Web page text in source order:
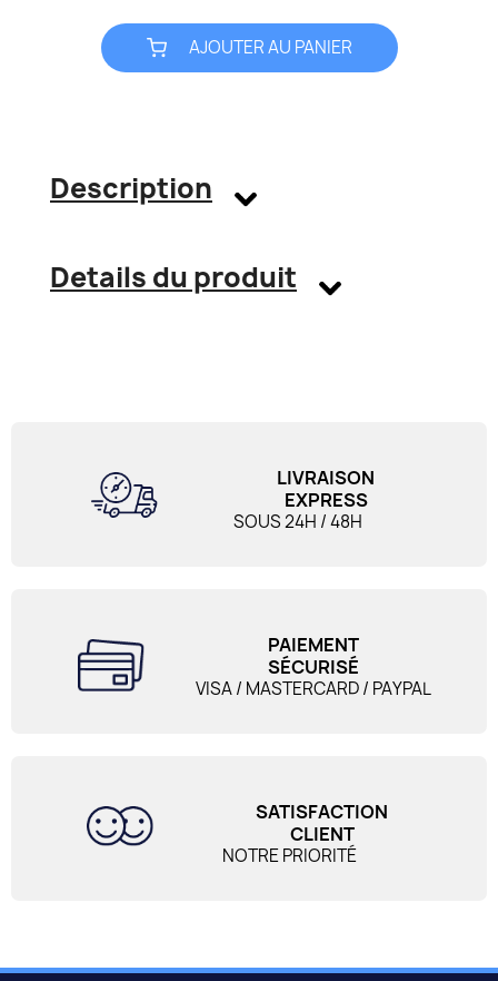
AJOUTER AU PANIER
Description
Details du produit
LIVRAISON
EXPRESS
SOUS 24H / 48H
PAIEMENT
SÉCURISÉ
VISA / MASTERCARD / PAYPAL
SATISFACTION
CLIENT
NOTRE PRIORITÉ